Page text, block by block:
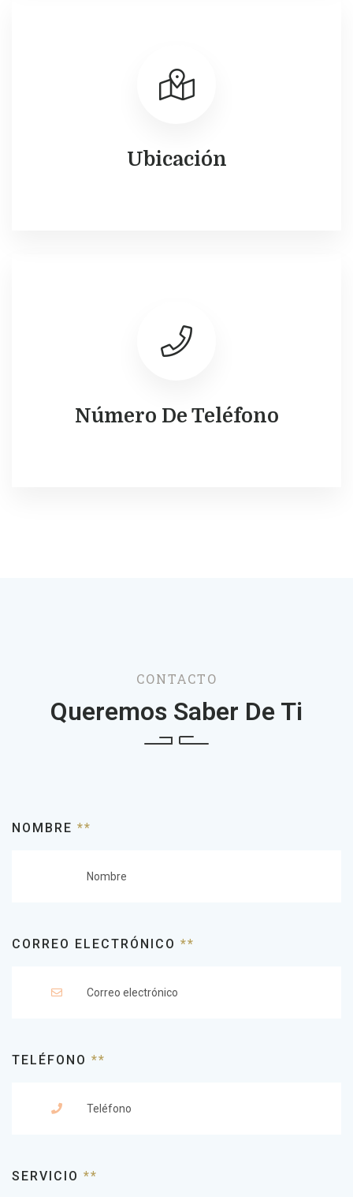
Ubicación
Número De Teléfono
CONTACTO
Queremos Saber De Ti
NOMBRE **
CORREO ELECTRÓNICO **
TELÉFONO **
SERVICIO **